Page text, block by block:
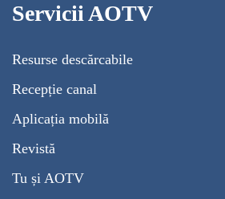
Servicii AOTV
Resurse descărcabile
Recepție canal
Aplicația mobilă
Revistă
Tu și AOTV